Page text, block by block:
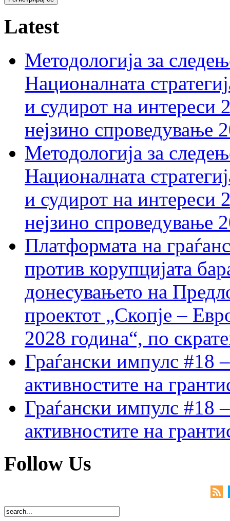
Latest
Методологија за
Националната
и судирот на интереси
нејзино спроведување
Методологија за
Националната
и судирот на интереси
нејзино спроведување
Платформата на
против корупцијата
донесувањето на
проектот „Скопје –
2028 година“, по
Граѓански импулс #18
активностите на
Граѓански импулс #18
активностите на
Follow Us